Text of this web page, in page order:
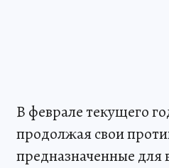
В феврале текущего
продолжая свои
предназначенные для